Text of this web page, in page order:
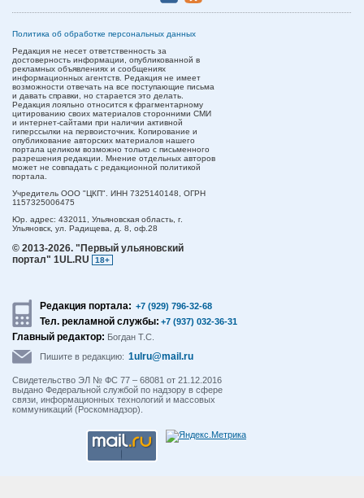
Политика об обработке персональных данных
Редакция не несет ответственность за
достоверность информации, опубликованной в
рекламных объявлениях и сообщениях
информационных агентств. Редакция не имеет
возможности отвечать на все поступающие письма
и давать справки, но старается это делать.
Редакция лояльно относится к фрагментарному
цитированию своих материалов сторонними СМИ
и интернет-сайтами при наличии активной
гиперссылки на первоисточник. Копирование и
опубликование авторских материалов нашего
портала целиком возможно только с письменного
разрешения редакции. Мнение отдельных авторов
может не совпадать с редакционной политикой
портала.
Учредитель ООО "ЦКП". ИНН 7325140148, ОГРН
1157325006475
Юр. адрес: 432011, Ульяновская область, г.
Ульяновск, ул. Радищева, д. 8, оф.28
© 2013-2026. "Первый ульяновский
портал" 1UL.RU
18+
Редакция портала: +7 (929) 796-32-68
Тел. рекламной службы: +7 (937) 032-36-31
Главный редактор: Богдан Т.С.
Пишите в редакцию: 1ulru@mail.ru
Свидетельство ЭЛ № ФС 77 – 68081 от 21.12.2016
выдано Федеральной службой по надзору в сфере
связи, информационных технологий и массовых
коммуникаций (Роскомнадзор).